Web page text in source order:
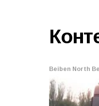
Beiben North